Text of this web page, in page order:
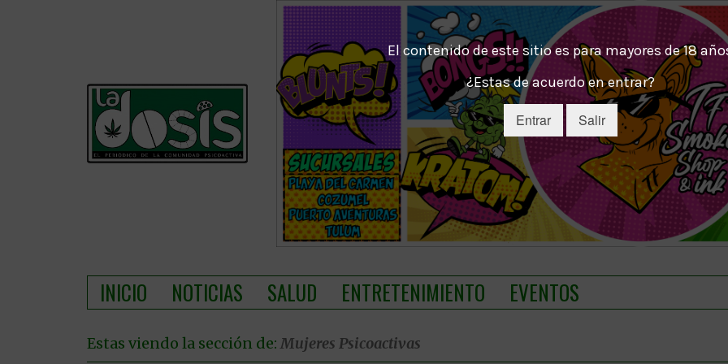
El contenido de este sitio es para mayores de 18
¿Estas de acuerdo en entrar?
Entrar Salir
INICIO NOTICIAS SALUD ENTRETENIMIENTO EVENTOS
Estas viendo la sección de:Mujeres Psicoactivas